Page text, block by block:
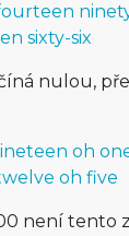
sixty-six
nulou,
oh
oh five
není tento